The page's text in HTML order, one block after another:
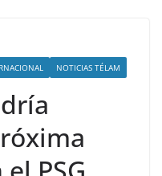
NOTICIAS TÉLAM